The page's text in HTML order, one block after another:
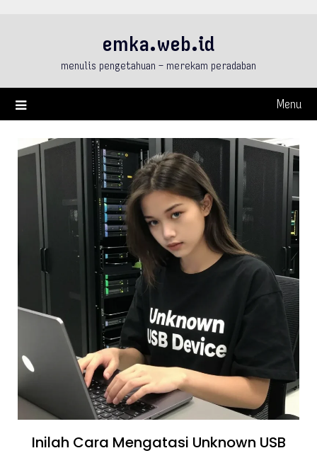
emka.web.id
menulis pengetahuan – merekam peradaban
Menu
Inilah Cara Mengatasi Unknown USB